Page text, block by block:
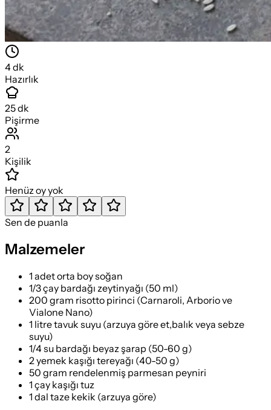
4dk
Hazırlık
25dk
Pişirme
2
Kişilik
Henüz oy yok
Sen de puanla
Malzemeler
1 adet orta boy soğan
1/3 çay bardağı zeytinyağı (50 ml)
200 gram risotto pirinci (Carnaroli, Arborio ve
Vialone Nano)
1 litre tavuk suyu (arzuya göre et,balık veya sebze
suyu)
1/4 su bardağı beyaz şarap (50-60 g)
2 yemek kaşığı tereyağı (40-50 g)
50 gram rendelenmiş parmesan peyniri
1 çay kaşığı tuz
1 dal taze kekik (arzuya göre)